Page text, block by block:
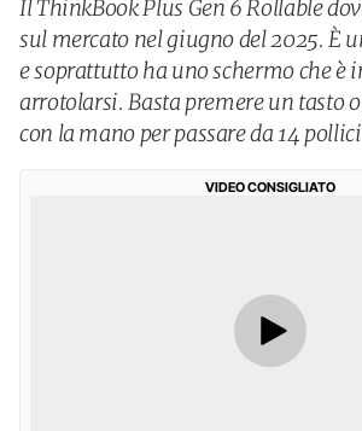
Il ThinkBook Plus Gen 6 Rollable
sul mercato nel giugno del 2025. È
e soprattutto ha uno schermo che è
arrotolarsi. Basta premere un tasto
con la mano per passare da 14
VIDEO CONSIGLIATO